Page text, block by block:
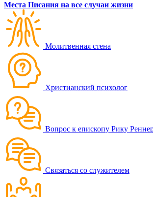
Места Писания на все случаи жизни
Молитвенная стена
Христианский психолог
Вопрос к епископу Рику
Связаться со служителем